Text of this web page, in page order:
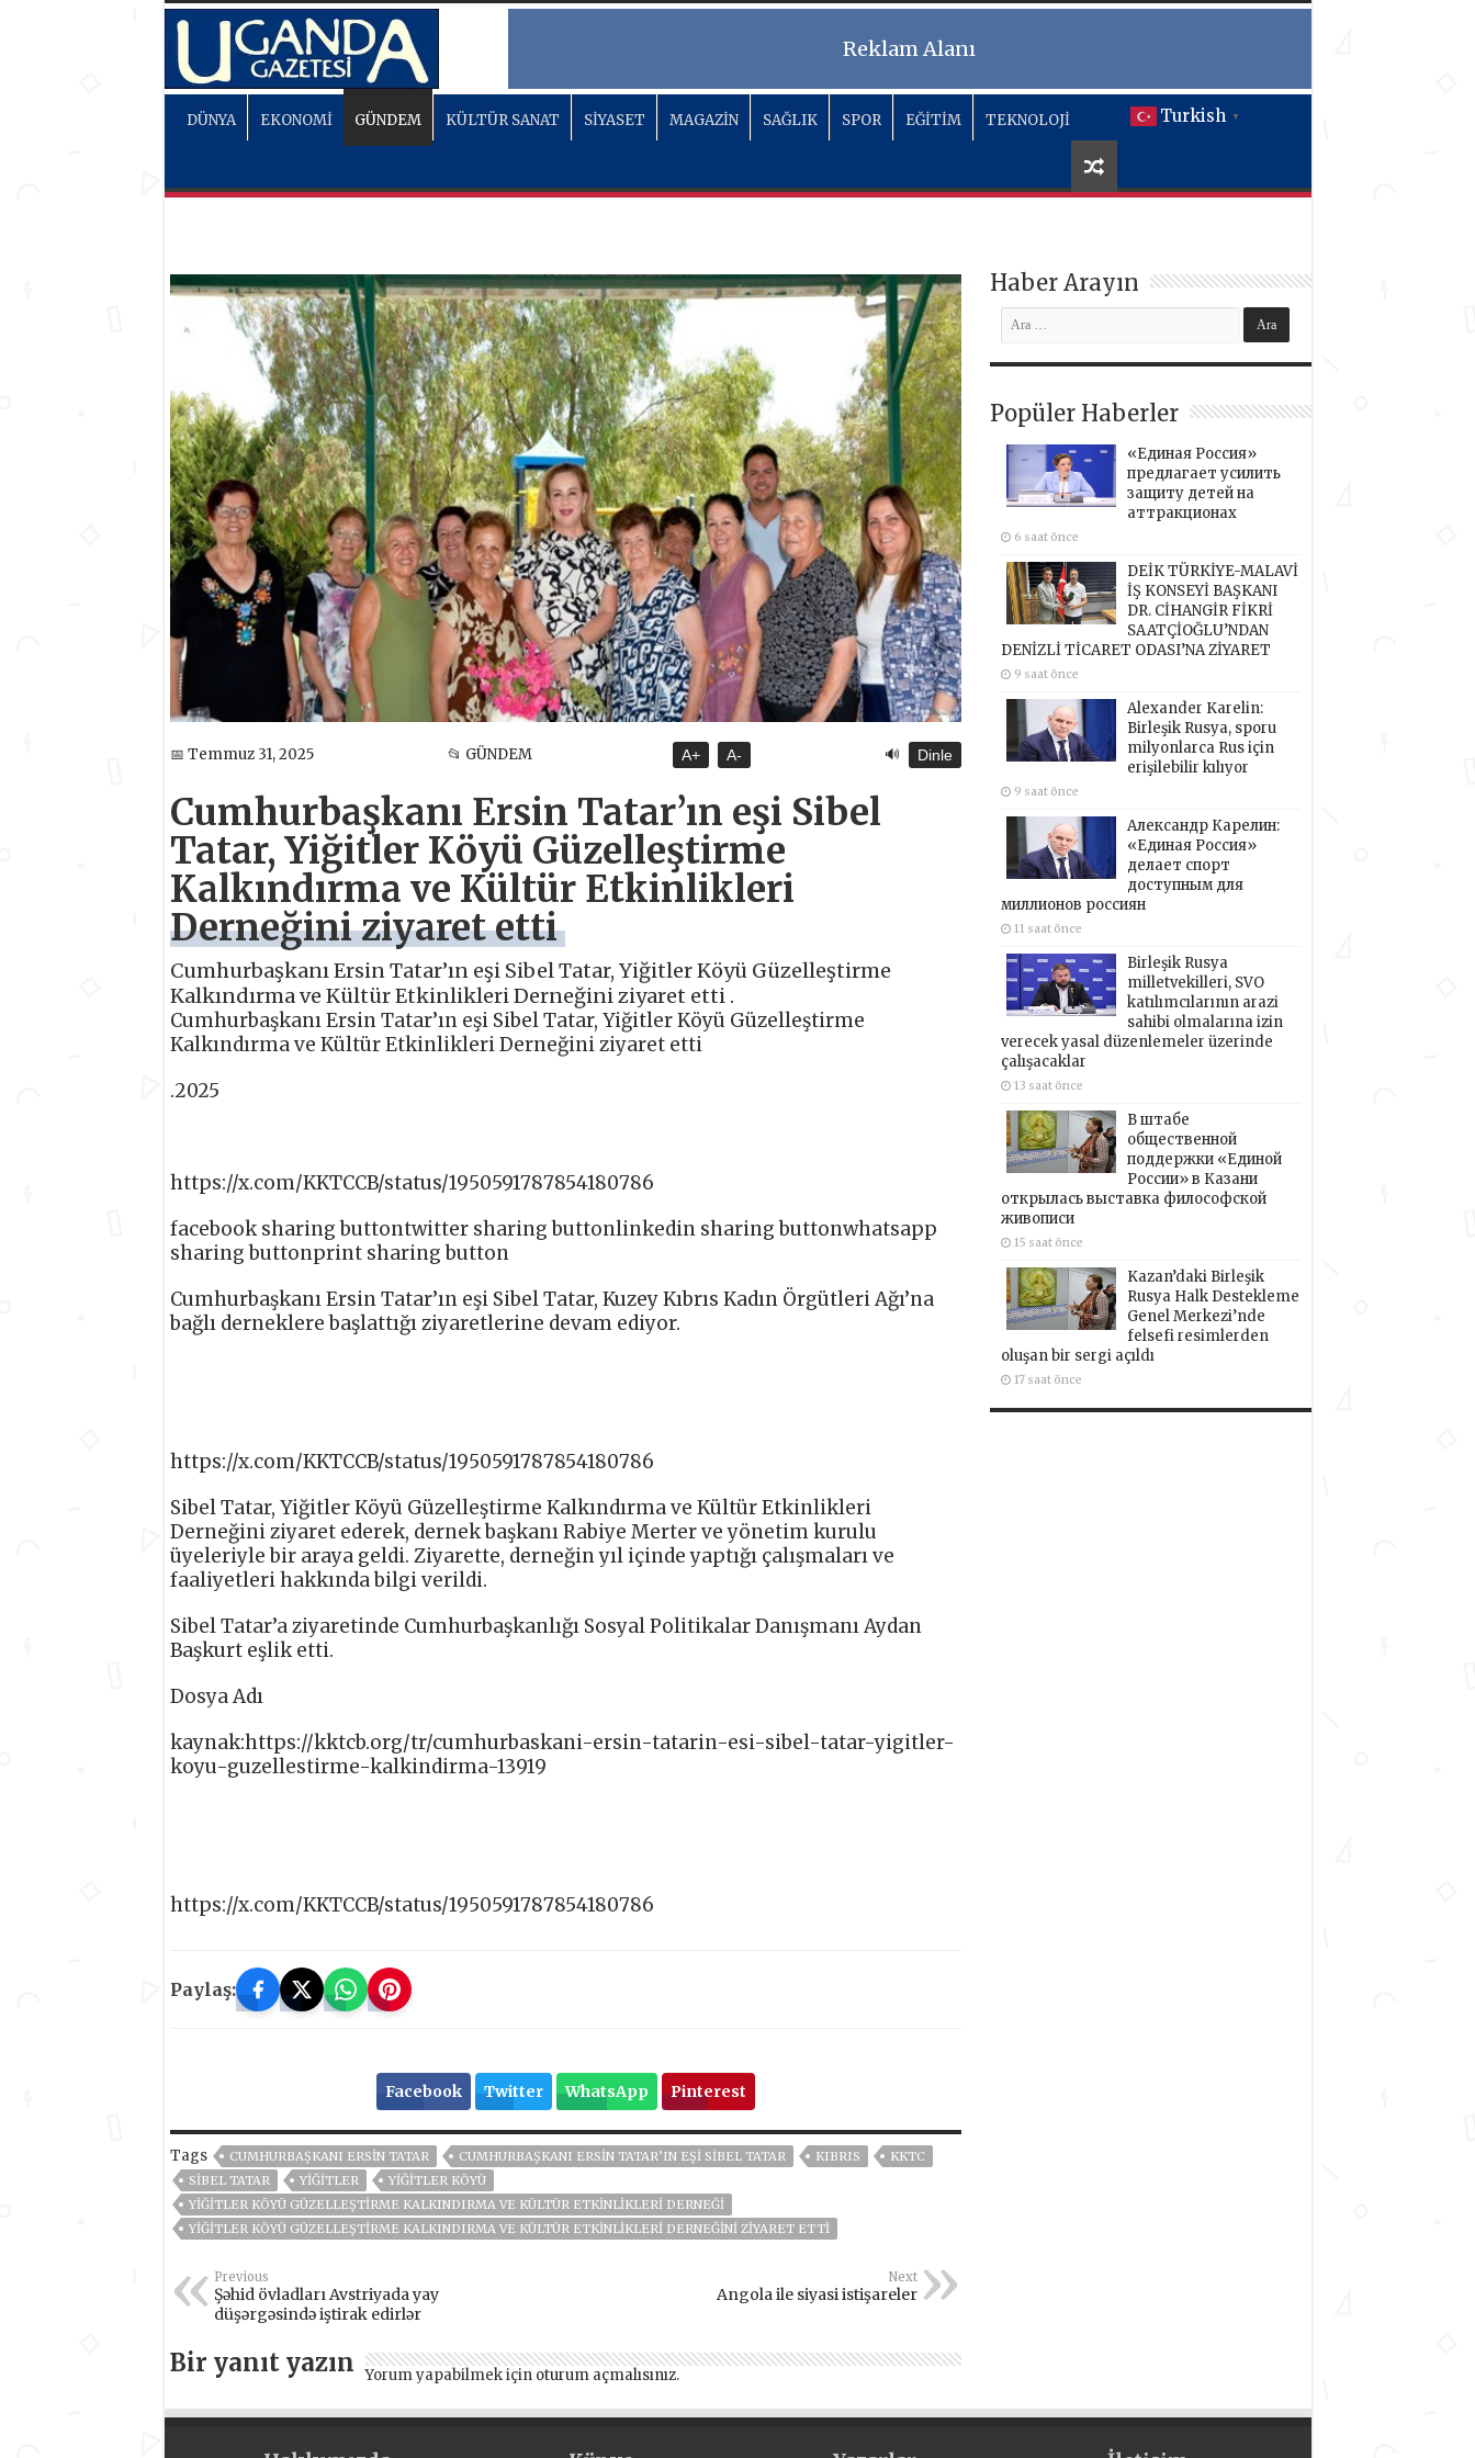
Reklam Alanı
Turkish ▼
DÜNYA EKONOMİ GÜNDEM KÜLTÜR SANAT SİYASET MAGAZİN SAĞLIK SPOR EĞİTİM TEKNOLOJİ
📅 Temmuz 31, 2025 📂 GÜNDEM A+ A- 🔊 Dinle
Cumhurbaşkanı Ersin Tatar’ın eşi Sibel
Tatar, Yiğitler Köyü Güzelleştirme
Kalkındırma ve Kültür Etkinlikleri
Derneğini ziyaret etti
Cumhurbaşkanı Ersin Tatar’ın eşi Sibel Tatar, Yiğitler Köyü Güzelleştirme
Kalkındırma ve Kültür Etkinlikleri Derneğini ziyaret etti .
Cumhurbaşkanı Ersin Tatar’ın eşi Sibel Tatar, Yiğitler Köyü Güzelleştirme
Kalkındırma ve Kültür Etkinlikleri Derneğini ziyaret etti
.2025
https://x.com/KKTCCB/status/1950591787854180786
facebook sharing buttontwitter sharing buttonlinkedin sharing buttonwhatsapp
sharing buttonprint sharing button
Cumhurbaşkanı Ersin Tatar’ın eşi Sibel Tatar, Kuzey Kıbrıs Kadın Örgütleri Ağı’na
bağlı derneklere başlattığı ziyaretlerine devam ediyor.
https://x.com/KKTCCB/status/1950591787854180786
Sibel Tatar, Yiğitler Köyü Güzelleştirme Kalkındırma ve Kültür Etkinlikleri
Derneğini ziyaret ederek, dernek başkanı Rabiye Merter ve yönetim kurulu
üyeleriyle bir araya geldi. Ziyarette, derneğin yıl içinde yaptığı çalışmaları ve
faaliyetleri hakkında bilgi verildi.
Sibel Tatar’a ziyaretinde Cumhurbaşkanlığı Sosyal Politikalar Danışmanı Aydan
Başkurt eşlik etti.
Dosya Adı
kaynak:https://kktcb.org/tr/cumhurbaskani-ersin-tatarin-esi-sibel-tatar-yigitler-
koyu-guzellestirme-kalkindirma-13919
https://x.com/KKTCCB/status/1950591787854180786
Paylaş:
Facebook Twitter WhatsApp Pinterest
Tags CUMHURBAŞKANI ERSIN TATAR CUMHURBAŞKANI ERSIN TATAR’IN EŞI SIBEL TATAR KIBRIS
KKTC
SIBEL TATAR
YIĞITLER
YIĞITLER KÖYÜ
YIĞITLER KÖYÜ GÜZELLEŞTIRME KALKINDIRMA VE KÜLTÜR ETKINLIKLERI DERNEĞI
YIĞITLER KÖYÜ GÜZELLEŞTIRME KALKINDIRMA VE KÜLTÜR ETKINLIKLERI DERNEĞINI ZIYARET ETTI
Previous
Şəhid övladları Avstriyada yay
düşərgəsində iştirak edirlər
Next
Angola ile siyasi istişareler
Bir yanıt yazın Yorum yapabilmek için oturum açmalısınız.
Haber Arayın
Popüler Haberler
«Единая Россия»
предлагает усилить
защиту детей на
аттракционах
6 saat önce
DEİK TÜRKİYE-MALAVİ
İŞ KONSEYİ BAŞKANI
DR. CİHANGİR FİKRİ
SAATÇİOĞLU’NDAN
DENİZLİ TİCARET ODASI’NA ZİYARET
9 saat önce
Alexander Karelin:
Birleşik Rusya, sporu
milyonlarca Rus için
erişilebilir kılıyor
9 saat önce
Александр Карелин:
«Единая Россия»
делает спорт
доступным для
миллионов россиян
11 saat önce
Birleşik Rusya
milletvekilleri, SVO
katılımcılarının arazi
sahibi olmalarına izin
verecek yasal düzenlemeler üzerinde
çalışacaklar
13 saat önce
В штабе
общественной
поддержки «Единой
России» в Казани
открылась выставка философской
живописи
15 saat önce
Kazan’daki Birleşik
Rusya Halk Destekleme
Genel Merkezi’nde
felsefi resimlerden
oluşan bir sergi açıldı
17 saat önce